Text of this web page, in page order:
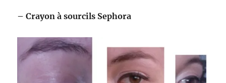
– Crayon à sourcils Sephora